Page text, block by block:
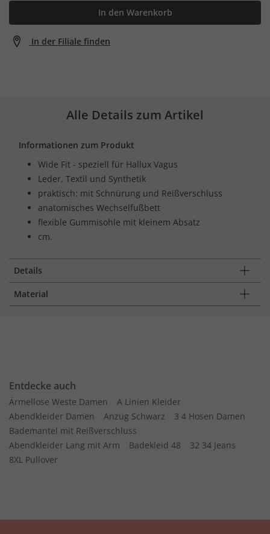
In den Warenkorb
In der Filiale finden
Alle Details zum Artikel
Informationen zum Produkt
Wide Fit - speziell für Hallux Vagus
Leder, Textil und Synthetik
praktisch: mit Schnürung und Reißverschluss
anatomisches Wechselfußbett
flexible Gummisohle mit kleinem Absatz
cm.
Details
Material
Entdecke auch
Ärmellose Weste Damen
A Linien Kleider
Abendkleider Damen
Anzug Schwarz
3 4 Hosen Damen
Bademantel mit Reißverschluss
Abendkleider Lang mit Arm
Badekleid 48
32 34 Jeans
8XL Pullover